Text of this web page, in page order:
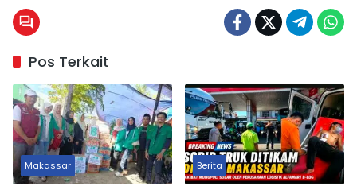
Pos Terkait
Makassar Berita